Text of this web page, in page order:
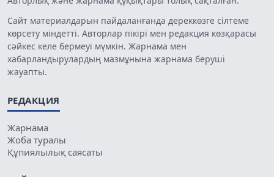
Сайт материалдарын пайдаланғанда дереккөзге сілтеме
көрсету міндетті. Авторлар пікірі мен редакция көзқарасы
сәйкес келе бермеуі мүмкін. Жарнама мен
хабарландырулардың мазмұнына жарнама беруші
жауапты.
РЕДАКЦИЯ
Жарнама
Жоба туралы
Құпиялылық саясаты